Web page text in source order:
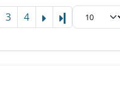
3 4 Letzte Seite